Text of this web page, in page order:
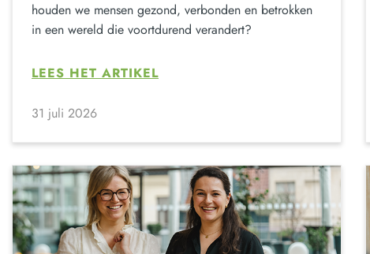
houden we mensen gezond, verbonden en betrokken
in een wereld die voortdurend verandert?
LEES HET ARTIKEL
31 juli 2026